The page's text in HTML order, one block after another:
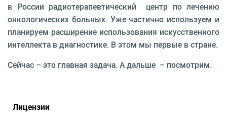
в России радиотерапевтический центр по лечению
онкологических больных. Уже частично используем и
планируем расширение использования искусственного
интеллекта в диагностике. В этом мы первые в стране.
Сейчас – это главная задача. А дальше – посмотрим.
Лицензии